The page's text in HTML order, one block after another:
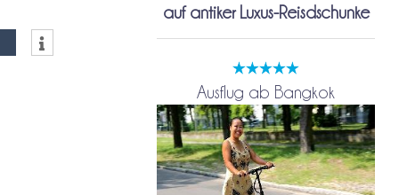
auf antiker Luxus-Reisdschunke
Ausflug ab Bangkok